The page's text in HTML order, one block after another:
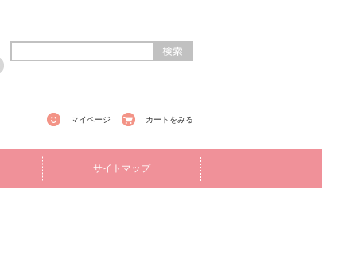
マイページ カートをみる
サイトマップ